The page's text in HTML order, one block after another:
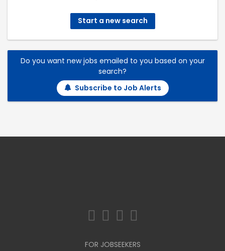
Start a new search
Do you want new jobs emailed to you based on your
search?
Subscribe to Job Alerts
FOR JOBSEEKERS